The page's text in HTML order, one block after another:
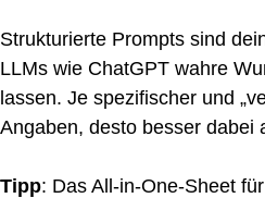
Strukturierte Prompts sind
LLMs wie ChatGPT wahre
lassen. Je spezifischer und
Angaben, desto besser dabei
Tipp: Das All-in-One-Sheet